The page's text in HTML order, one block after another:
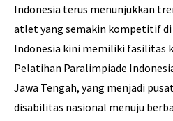
Indonesia terus menunjukkan
atlet yang semakin kompetitif
Indonesia kini memiliki fasilitas
Pelatihan Paralimpiade
Jawa Tengah, yang menjadi
disabilitas nasional menuju